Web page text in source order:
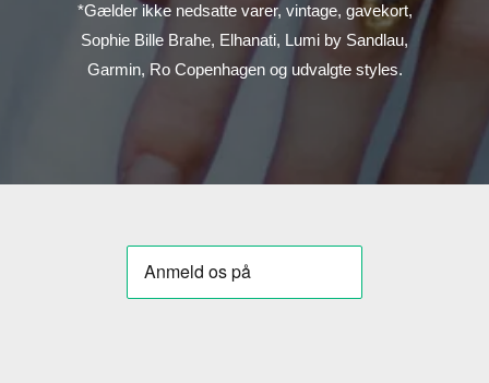
*Gælder ikke nedsatte varer, vintage, gavekort,
Sophie Bille Brahe, Elhanati, Lumi by Sandlau,
Garmin, Ro Copenhagen og udvalgte styles.